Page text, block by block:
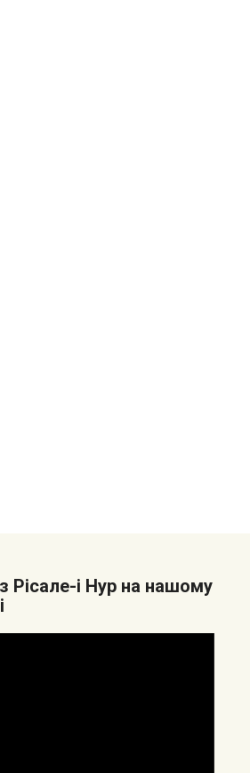
Рісале-і Нур на нашому